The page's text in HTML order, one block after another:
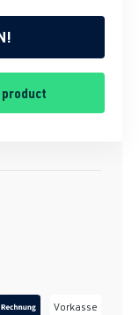
Vorkasse